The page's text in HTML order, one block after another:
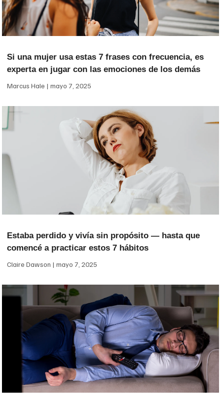
Si una mujer usa estas 7 frases con frecuencia, es
experta en jugar con las emociones de los demás
Marcus Hale mayo 7, 2025
Estaba perdido y vivía sin propósito — hasta que
comencé a practicar estos 7 hábitos
Claire Dawson mayo 7, 2025